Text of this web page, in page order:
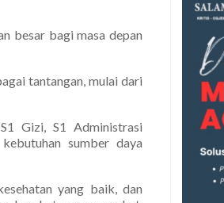
besar bagi masa depan
tantangan, mulai dari
Gizi, S1 Administrasi
sumber daya
yang baik, dan